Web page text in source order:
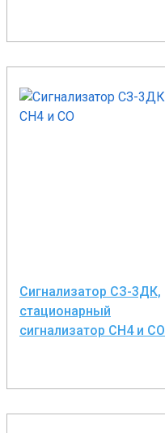
Сигнализатор СЗ-3ДК,
стационарный
сигнализатор СН4 и СО